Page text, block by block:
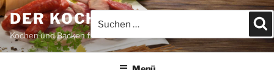
Zum
Inhalt
springen
DER KOCHBLOG
Kochen und Backen für JEDEFRAU & JEDERMANN
Suchen
nach: